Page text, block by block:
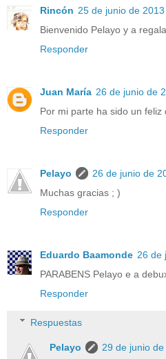
Rincón 25 de junio de
Bienvenido Pelayo y a
Responder
Juan María 26 de junio de
Por mi parte ha sido un
Responder
Pelayo
26 de junio de
Muchas gracias ; )
Responder
Eduardo Baamonde 26 de
PARABENS Pelayo e a
Responder
Respuestas
Pelayo
29 de junio